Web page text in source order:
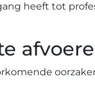
heeft tot